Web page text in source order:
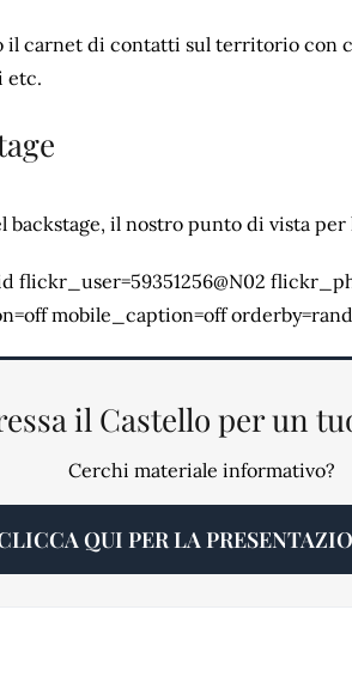
il carnet di contatti sul territorio con
etc.
backstage, il nostro punto di vista per
mobile_caption=off
il Castello per un
Cerchi materiale informativo?
QUI PER LA